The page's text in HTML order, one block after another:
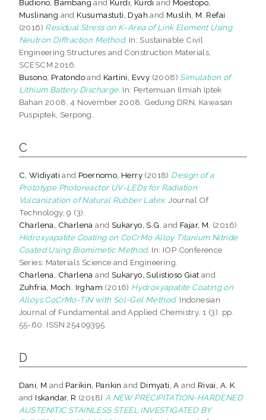
Budiono, Bambang and Kurdi, Kurdi and Moestopo,
Muslinang and Kusumastuti, Dyah and Muslih, M. Refai
(2016) Residual Stress on K-Area of Link Element Using
Neutron Diffraction Method. In: Sustainable Civil
Engineering Structures and Construction Materials,
SCESCM 2016.
Busono, Pratondoand Kartini, Evvy (2008) Simulation of
Lithium Battery Discharge. In: Pertemuan Ilmiah Iptek
Bahan 2008, 4 November 2008, Gedung DRN, Kawasan
Puspiptek, Serpong.
C
C, Widiyati and Poernomo, Herry (2018) Design of a
Prototype Photoreactor UV-LEDs for Radiation
Vulcanization of Natural Rubber Latex. Journal Of
Technology, 9 (3).
Charlena, Charlena and Sukaryo, S.G. and Fajar, M. (2016)
Hidroxyapatite Coating on CoCrMo Alloy Titanium Nitride
Coated Using Biomimetic Method. In: IOP Conference
Series: Materials Science and Engineering.
Charlena, Charlena and Sukaryo, Sulistioso Giat and
Zuhfria, Moch. Irgham (2016) Hydroxyapatite Coating on
Alloys CoCrMo-TiN with Sol-Gel Method. Indonesian
Journal of Fundamental and Applied Chemistry, 1 (3). pp.
55-60. ISSN 25409395
D
Dani, M and Parikin, Parikin and Dimyati, A and Rivai, A. K
and Iskandar, R (2018) A NEW PRECIPITATION-HARDENED
AUSTENITIC STAINLESS STEEL INVESTIGATED BY